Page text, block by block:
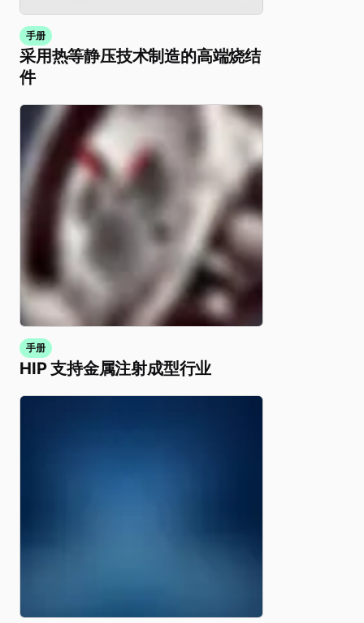
手册
采用热等静压技术制造的高端烧结
件
手册
HIP 支持金属注射成型行业